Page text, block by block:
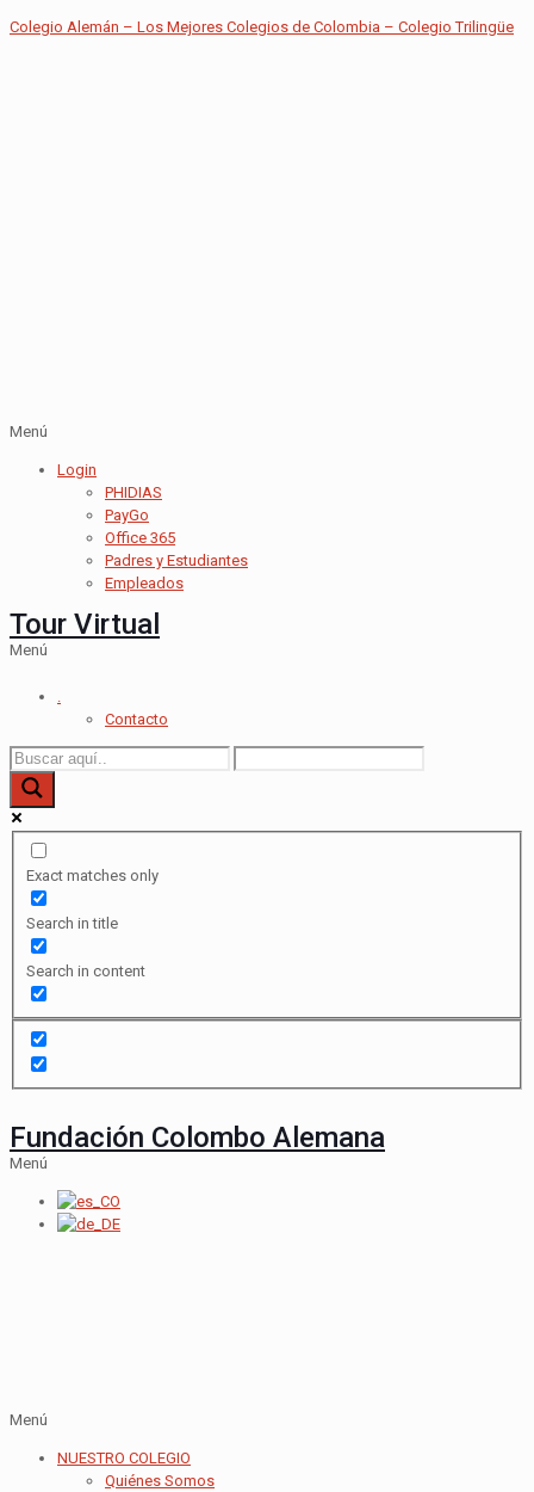
Colegio Alemán – Los Mejores Colegios de Colombia – Colegio Trilingüe
Menú
Login
PHIDIAS
PayGo
Office 365
Padres y Estudiantes
Empleados
Tour Virtual
Menú
.
Contacto
Exact matches only
Search in title
Search in content
Fundación Colombo Alemana
Menú
Menú
NUESTRO COLEGIO
Quiénes Somos